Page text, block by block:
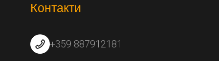
Контакти
+359 887912181